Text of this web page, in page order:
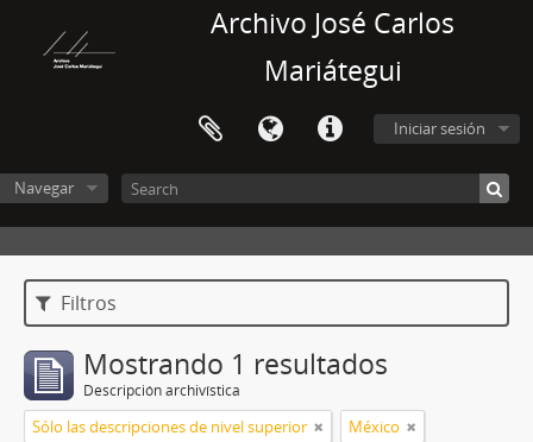
Archivo José Carlos
Mariátegui
Iniciar sesión
Navegar
Filtros
Mostrando 1 resultados
Descripción archivística
Sólo las descripciones de nivel superior México